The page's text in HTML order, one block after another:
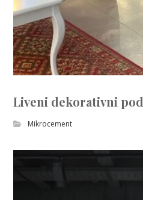
Liveni dekorativni pod
Mikrocement